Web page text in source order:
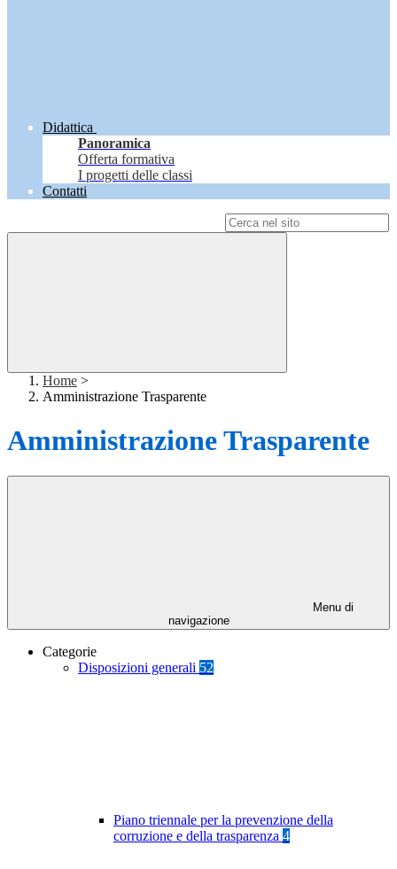
Didattica
Panoramica
Offerta formativa
I progetti delle classi
Contatti
Home >
Amministrazione Trasparente
Amministrazione Trasparente
Menu di
navigazione
Categorie
Disposizioni generali 52
Piano triennale per la prevenzione della
corruzione e della trasparenza 4